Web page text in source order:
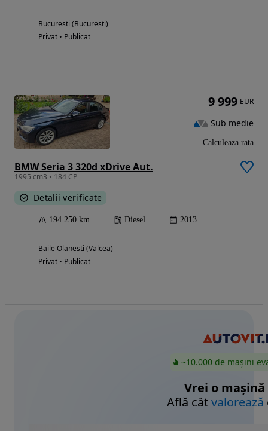
Bucuresti (Bucuresti)
Privat • Publicat
BMW Seria 3 320d xDrive Aut.
1995 cm3 • 184 CP
Detalii verificate
194 250 km Diesel 2013
Baile Olanesti (Valcea)
Privat • Publicat
9 999 EUR
Sub medie
Calculeaza rata
~10.000 de mașini
Vrei o mașină
Află câtvalorează